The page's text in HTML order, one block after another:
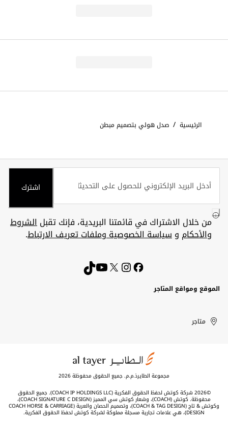
الرئيسية / صدل هولي بتصميم مبطن
اشترك
من خلال الاشتراك في قائمتنا البريدية، فإنك تقبلالشروط
والأحكام وسياسة الخصوصية وملفات تعريف الارتباط.
الموقع ومواقع المتاجر
United
Arab
Kuwait
الإمارات
العربية
الكويت
متاجر
مجموعة الطايرذ.م.م. جميع الحقوق محفوظة 2026
©2026 شركة كوتش لحفظ الحقوق الفكرية (COACH IP HOLDINGS LLC). جميع الحقوق
محفوظة. كوتش (COACH)، وشعار كوتش سي المميز (COACH SIGNATURE C DESIGN)،
وكوتش & تاج (COACH & TAG DESIGN)، وتصميم الحصان والعربة (COACH HORSE & CARRIAGE
DESIGN)، هي علامات تجارية مسجلة مملوكة لشركة كوتش لحفظ الحقوق الفكرية.